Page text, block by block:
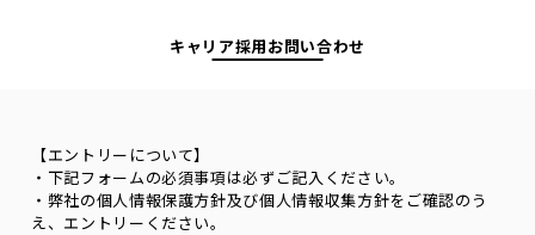
キャリア採用お問い合わせ
【エントリーについて】
・下記フォームの必須事項は必ずご記入ください。
・弊社の個人情報保護方針及び個人情報収集方針をご確認のう
え、エントリーください。